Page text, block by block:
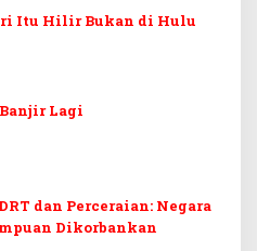
Itu Hilir Bukan di Hulu
Lagi
dan Perceraian: Negara
Dikorbankan